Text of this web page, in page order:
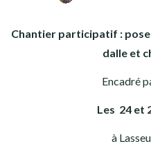
Chantier participatif :
dalle et
Encadré
Les 24 et
à